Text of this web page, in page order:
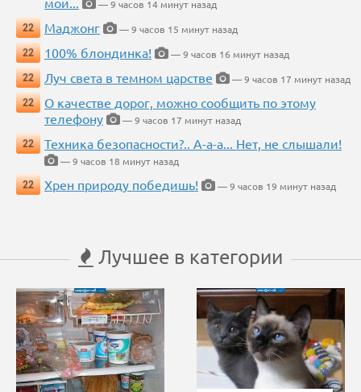
— 9 часов 14 минут назад
22
Маджонг
— 9 часов 15 минут назад
22
100% блондинка!
— 9 часов 16 минут назад
22
Луч света в темном царстве
— 9 часов 17 минут назад
22
О качестве дорог, можно сообщить по этому
телефону
— 9 часов 17 минут назад
22
Техника безопасности?.. А-а-а... Нет, не слышали!
— 9 часов 18 минут назад
22
Хрен природу победишь! — 9 часов 19 минут назад
Лучшее в категории